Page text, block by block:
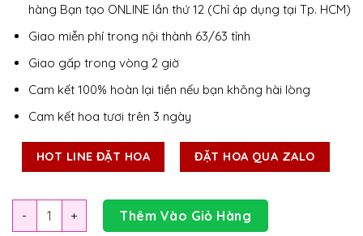
hàng Bạn tạo ONLINE lần thứ 12 (Chỉ áp dụng tại Tp. HCM)
Giao miễn phí trong nội thành 63/63 tỉnh
Giao gấp trong vòng 2 giờ
Cam kết 100% hoàn lại tiền nếu bạn không hài lòng
Cam kết hoa tươi trên 3 ngày
HOT LINE ĐẶT HOA ĐẶT HOA QUA ZALO
Số lượng Thêm Vào Giỏ Hàng